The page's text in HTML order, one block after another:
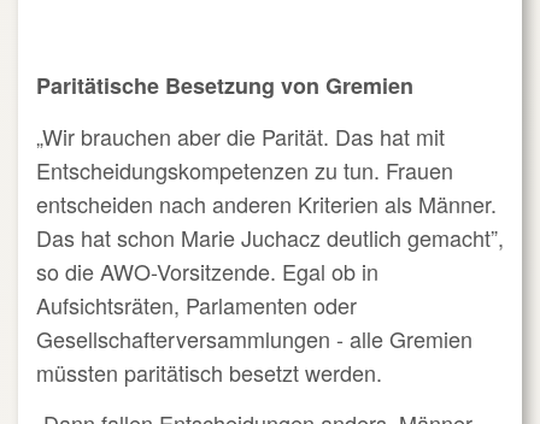
Paritätische Besetzung von Gremien
„Wir brauchen aber die Parität. Das hat mit
Entscheidungskompetenzen zu tun. Frauen
entscheiden nach anderen Kriterien als Männer.
Das hat schon Marie Juchacz deutlich gemacht”,
so die AWO-Vorsitzende. Egal ob in
Aufsichtsräten, Parlamenten oder
Gesellschafterversammlungen - alle Gremien
müssten paritätisch besetzt werden.